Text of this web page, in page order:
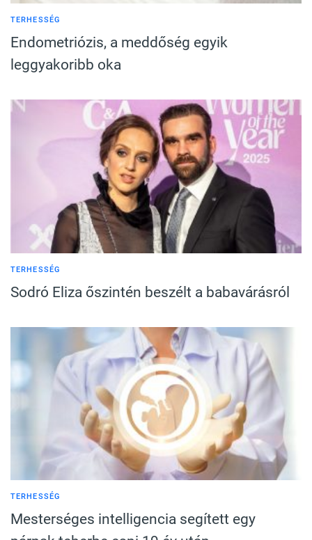
TERHESSÉG
Endometriózis, a meddőség egyik
leggyakoribb oka
TERHESSÉG
Sodró Eliza őszintén beszélt a babavárásról
TERHESSÉG
Mesterséges intelligencia segített egy